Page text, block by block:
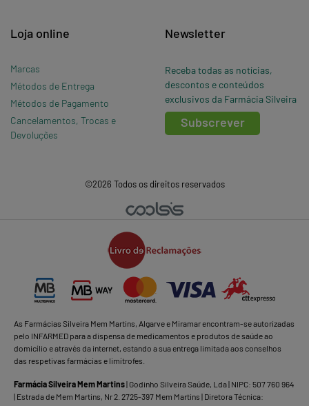
Loja online
Marcas
Métodos de Entrega
Métodos de Pagamento
Cancelamentos, Trocas e
Devoluções
Newsletter
Receba todas as notícias,
descontos e conteúdos
exclusivos da Farmácia Silveira
Subscrever
©2026 Todos os direitos reservados
As Farmácias Silveira Mem Martins, Algarve e Miramar encontram-se autorizadas
pelo INFARMED para a dispensa de medicamentos e produtos de saúde ao
domicílio e através da internet, estando a sua entrega limitada aos conselhos
das respetivas farmácias e limítrofes.
Farmácia Silveira Mem Martins| Godinho Silveira Saúde, Lda | NIPC: 507 760 964
| Estrada de Mem Martins, Nr 2. 2725-397 Mem Martins | Diretora Técnica: